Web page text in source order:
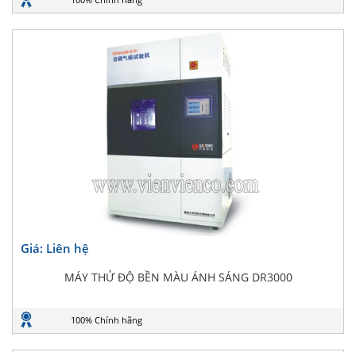
Giá: Liên hệ
MÁY THỬ ĐỘ BỀN MÀU ÁNH SÁNG DR3000
100% Chính hãng